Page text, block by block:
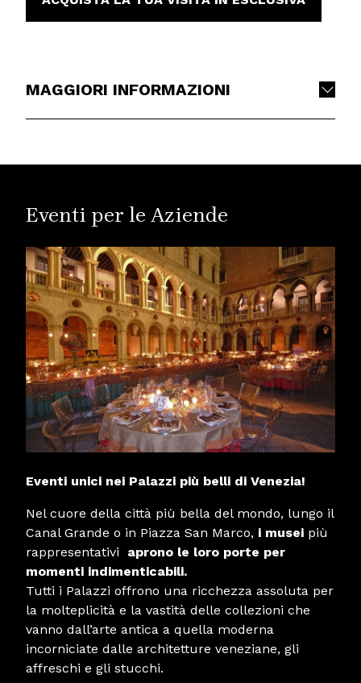
MAGGIORI INFORMAZIONI
Eventi per le Aziende
Eventi unici nei Palazzi più belli di Venezia!
Nel cuore della città più bella del mondo, lungo il
Canal Grande o in Piazza San Marco, i musei più
rappresentativi aprono le loro porte per
momenti indimenticabili.
Tutti i Palazzi offrono una ricchezza assoluta per
la molteplicità e la vastità delle collezioni che
vanno dall’arte antica a quella moderna
incorniciate dalle architetture veneziane, gli
affreschi e gli stucchi.